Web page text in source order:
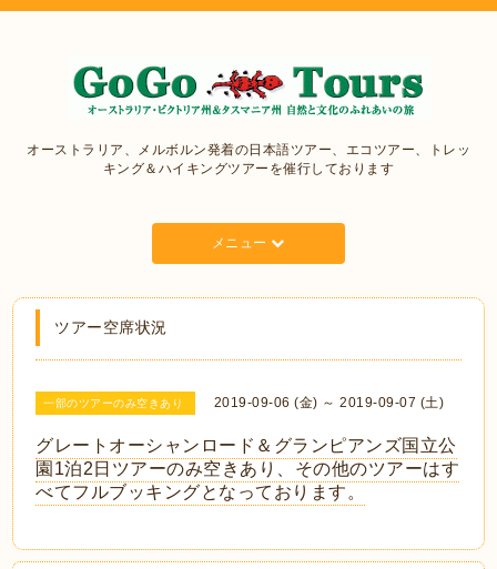
オーストラリア、メルボルン発着の日本語ツアー、エコツアー、トレッ
キング＆ハイキングツアーを催行しております
メニュー
ツアー空席状況
一部のツアーのみ空きあり 2019-09-06 (金) ～ 2019-09-07 (土)
グレートオーシャンロード＆グランピアンズ国立公
園1泊2日ツアーのみ空きあり、その他のツアーはす
べてフルブッキングとなっております。